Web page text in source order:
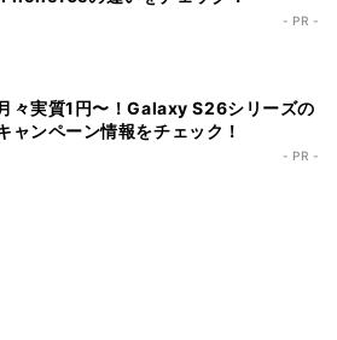
- PR -
月々実質1円〜！Galaxy S26シリーズの
ャンペーン情報をチェック！
- PR -